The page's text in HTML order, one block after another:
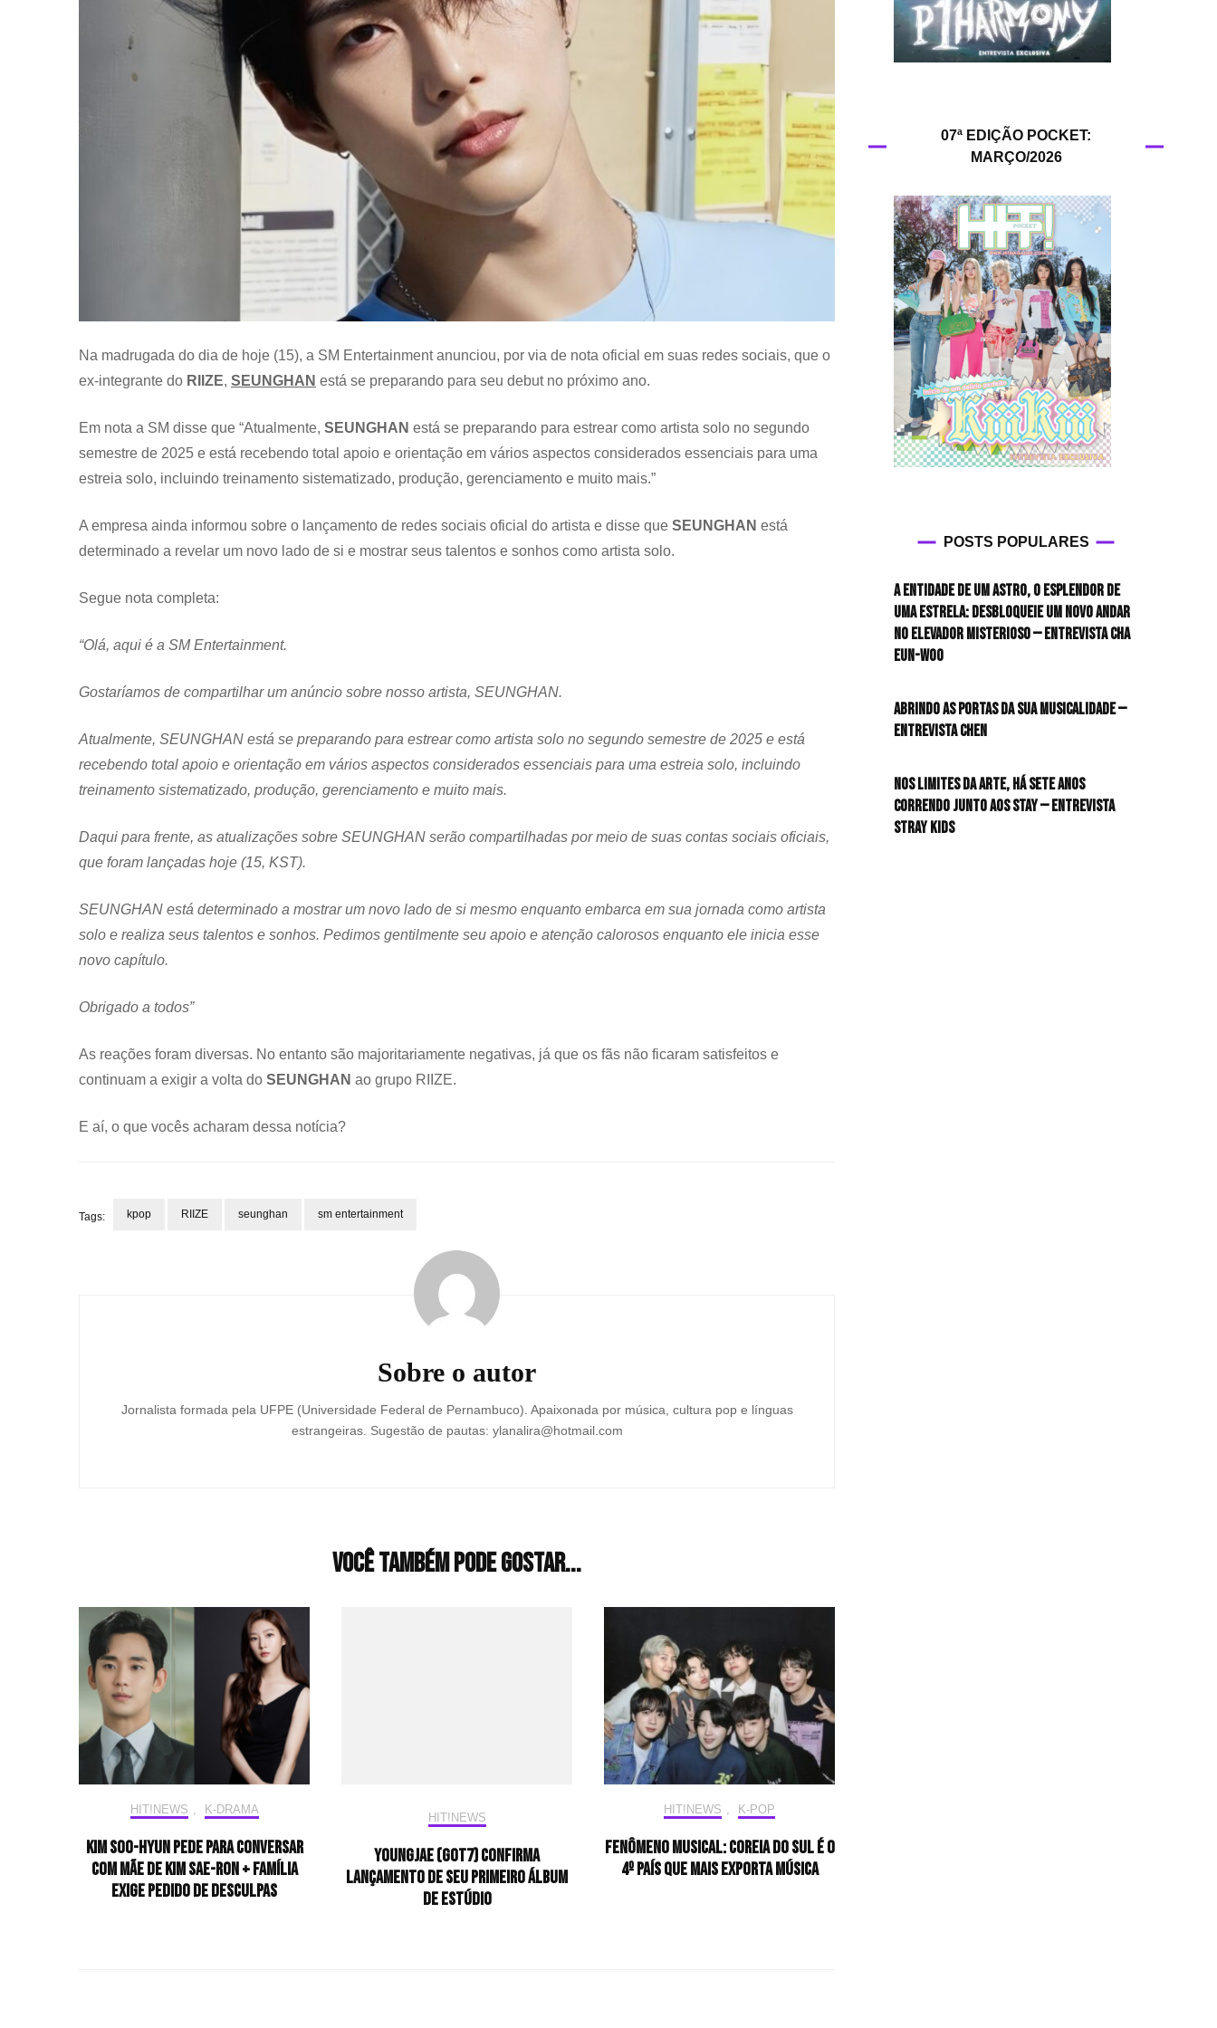
HIT!Queer
HIT!Vem aí
Panfletando
Na madrugada do dia de hoje (15), a SM Entertainment anunciou, por via de nota oficial em suas redes sociais, que o
ex-integrante do RIIZE, SEUNGHAN está se preparando para seu debut no próximo ano.
Em nota a SM disse que “Atualmente, SEUNGHAN está se preparando para estrear como artista solo no segundo
semestre de 2025 e está recebendo total apoio e orientação em vários aspectos considerados essenciais para uma
estreia solo, incluindo treinamento sistematizado, produção, gerenciamento e muito mais.”
A empresa ainda informou sobre o lançamento de redes sociais oficial do artista e disse que SEUNGHAN está
determinado a revelar um novo lado de si e mostrar seus talentos e sonhos como artista solo.
Segue nota completa:
“Olá, aqui é a SM Entertainment.
Gostaríamos de compartilhar um anúncio sobre nosso artista, SEUNGHAN.
Atualmente, SEUNGHAN está se preparando para estrear como artista solo no segundo semestre de 2025 e está
recebendo total apoio e orientação em vários aspectos considerados essenciais para uma estreia solo, incluindo
treinamento sistematizado, produção, gerenciamento e muito mais.
Daqui para frente, as atualizações sobre SEUNGHAN serão compartilhadas por meio de suas contas sociais oficiais,
que foram lançadas hoje (15, KST).
SEUNGHAN está determinado a mostrar um novo lado de si mesmo enquanto embarca em sua jornada como artista
solo e realiza seus talentos e sonhos. Pedimos gentilmente seu apoio e atenção calorosos enquanto ele inicia esse
novo capítulo.
Obrigado a todos”
As reações foram diversas. No entanto são majoritariamente negativas, já que os fãs não ficaram satisfeitos e
continuam a exigir a volta do SEUNGHAN ao grupo RIIZE.
E aí, o que vocês acharam dessa notícia?
Tags: kpop RIIZE seunghan sm entertainment
Sobre o autor
Jornalista formada pela UFPE (Universidade Federal de Pernambuco). Apaixonada por música, cultura pop e línguas
estrangeiras. Sugestão de pautas: ylanalira@hotmail.com
Você também pode gostar...
HIT!NEWS , K-DRAMA
Kim Soo-hyun pede para conversar
com mãe de Kim Sae-ron + família
exige pedido de desculpas
HIT!NEWS
Youngjae (GOT7) confirma
lançamento de seu primeiro álbum
de estúdio
HIT!NEWS , K-POP
Fenômeno musical: Coreia do Sul é o
4º país que mais exporta música
07ª EDIÇÃO POCKET:
MARÇO/2026
POSTS POPULARES
A entidade de um astro, o esplendor de
uma estrela: desbloqueie um novo andar
no elevador misterioso — Entrevista CHA
EUN-WOO
Abrindo as portas da sua musicalidade —
Entrevista CHEN
Nos limites da arte, há sete anos
correndo junto aos STAY — Entrevista
Stray Kids